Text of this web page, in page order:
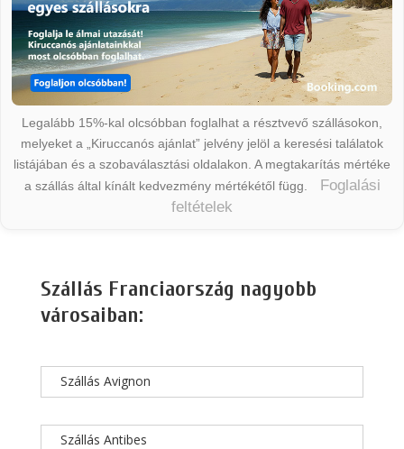
Legalább 15%-kal olcsóbban foglalhat a résztvevő szállásokon,
melyeket a „Kiruccanós ajánlat” jelvény jelöl a keresési találatok
listájában és a szobaválasztási oldalakon. A megtakarítás mértéke
a szállás által kínált kedvezmény mértékétől függ.
Foglalási
feltételek
Szállás Franciaország nagyobb
városaiban:
Szállás Avignon
Szállás Antibes